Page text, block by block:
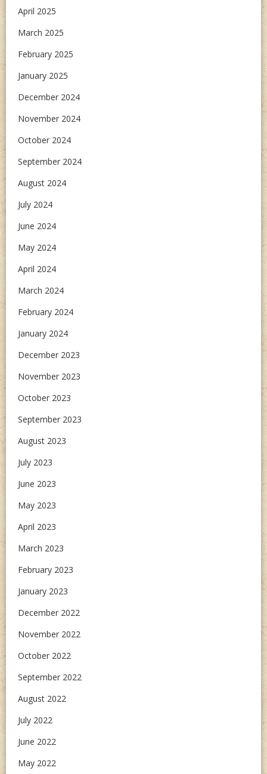
April 2025
March 2025
February 2025
January 2025
December 2024
November 2024
October 2024
September 2024
August 2024
July 2024
June 2024
May 2024
April 2024
March 2024
February 2024
January 2024
December 2023
November 2023
October 2023
September 2023
August 2023
July 2023
June 2023
May 2023
April 2023
March 2023
February 2023
January 2023
December 2022
November 2022
October 2022
September 2022
August 2022
July 2022
June 2022
May 2022